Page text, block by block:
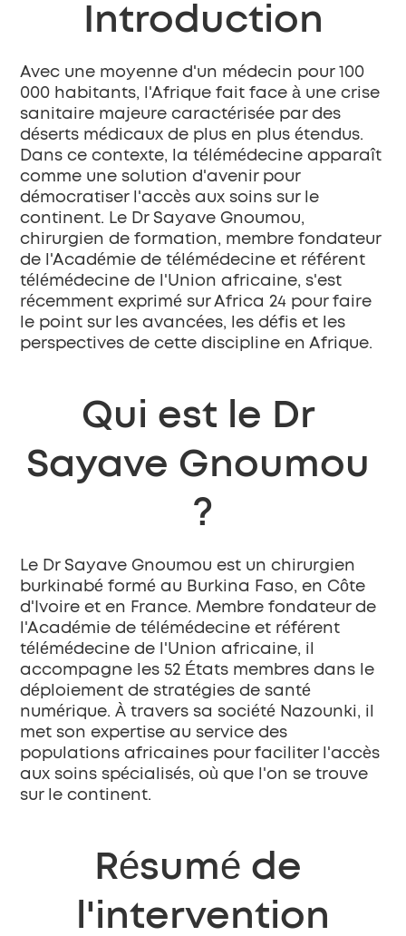
Introduction
Avec une moyenne d'un médecin pour 100
000 habitants, l'Afrique fait face à une crise
sanitaire majeure caractérisée par des
déserts médicaux de plus en plus étendus.
Dans ce contexte, la télémédecine apparaît
comme une solution d'avenir pour
démocratiser l'accès aux soins sur le
continent. Le Dr Sayave Gnoumou,
chirurgien de formation, membre fondateur
de l'Académie de télémédecine et référent
télémédecine de l'Union africaine, s'est
récemment exprimé sur Africa 24 pour faire
le point sur les avancées, les défis et les
perspectives de cette discipline en Afrique.
Qui est le Dr
Sayave Gnoumou
?
Le Dr Sayave Gnoumou est un chirurgien
burkinabé formé au Burkina Faso, en Côte
d'Ivoire et en France. Membre fondateur de
l'Académie de télémédecine et référent
télémédecine de l'Union africaine, il
accompagne les 52 États membres dans le
déploiement de stratégies de santé
numérique. À travers sa société Nazounki, il
met son expertise au service des
populations africaines pour faciliter l'accès
aux soins spécialisés, où que l'on se trouve
sur le continent.
Résumé de
l'intervention